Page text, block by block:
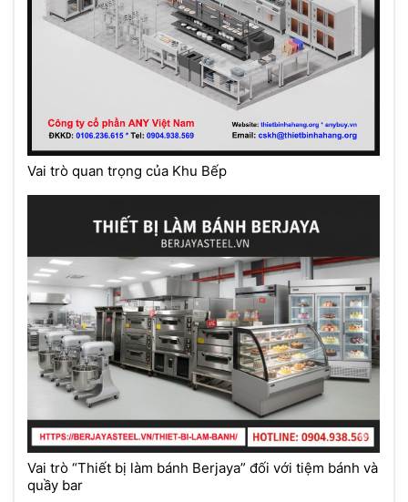
Vai trò quan trọng của Khu Bếp
Vai trò “Thiết bị làm bánh Berjaya” đối với tiệm bánh và
quầy bar